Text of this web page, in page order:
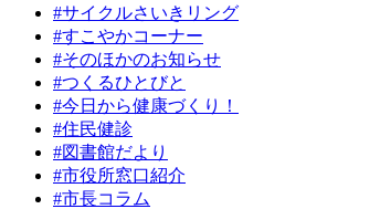
#サイクルさいきリング
#すこやかコーナー
#そのほかのお知らせ
#つくるひとびと
#今日から健康づくり！
#住民健診
#図書館だより
#市役所窓口紹介
#市長コラム